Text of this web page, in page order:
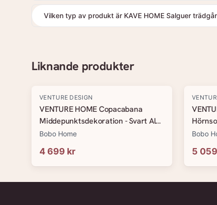
Vilken typ av produkt är KAVE HOME Salguer
Liknande produkter
VENTURE DESIGN
VENTURE HOME Copacabana
Middepunktsdekoration - Svart Alu
/ Grå Kudde
Bobo Home
4 699 kr
Bobo
5